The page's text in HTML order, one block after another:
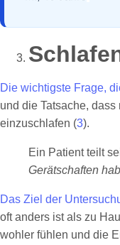
Die wichtigste Frage,
und die Tatsache,
einzuschlafen (3).
Ein Patient teilt
Gerätschaften
Das Ziel der
oft anders ist als zu
wohler fühlen und die